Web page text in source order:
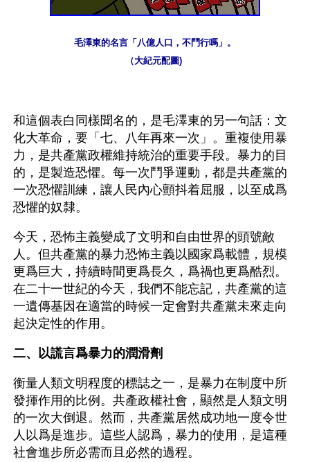
毛澤東的名言「八億人口，不鬥行嗎」。
（大紀元配圖)
和這個表白同樣聞名的，是毛澤東的另一句話：文
化大革命，要「七、八年再來一次」。重複使用暴
力，是共產黨政權維持統治的重要手段。暴力的目
的，是製造恐懼。每一次鬥爭運動，都是共產黨的
一次恐懼訓練，讓人民內心顫抖着屈服，以至成爲
恐懼的奴隸。
今天，恐怖主義變成了文明和自由世界的頭號敵
人。但共產黨的暴力恐怖主義以國家爲載體，規模
更爲巨大，持續時間更爲長久，爲禍也更爲酷烈。
在二十一世紀的今天，我們不能忘記，共產黨的這
一遺傳基因在適當的時候一定會對共產黨未來走向
起決定性的作用。
二、以謊言爲暴力的潤滑劑
衡量人類文明程度的標誌之一，是暴力在制度中所
發揮作用的比例。共產政權社會，顯然是人類文明
的一次大倒退。然而，共產黨居然成功地一度令世
人以爲是進步。這些人認爲，暴力的使用，是這種
社會進步所必需而且必然的過程。